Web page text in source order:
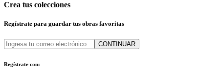
Crea tus colecciones
Regístrate para guardar tus obras favoritas
CONTINUAR
Regístrate con: